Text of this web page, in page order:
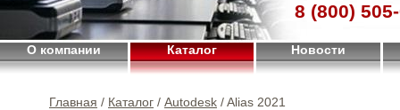
8 (800)
О компании Каталог Новости
Главная / Каталог / Autodesk / Alias 2021